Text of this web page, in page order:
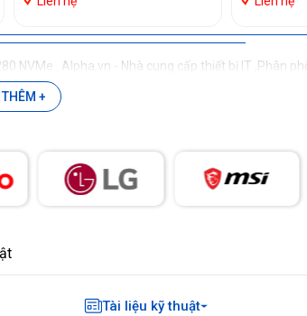
NVMe . Alpha.vn - Nhà cung cấp thiết bị IT ,Phân
+
Tài liệu kỹ thuật